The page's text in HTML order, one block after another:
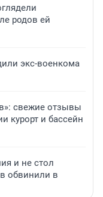
родов ей
экс-военкома
свежие отзывы
курорт и бассейн
и не стол
обвинили в